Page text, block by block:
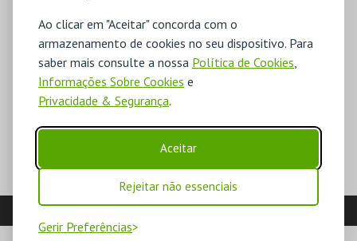
Ao clicar em "Aceitar" concorda com o
armazenamento de cookies no seu dispositivo. Para
saber mais consulte a nossa Política de Cookies,
Informações Sobre Cookies e
Privacidade & Segurança.
Aceitar
Rejeitar não essenciais
Gerir Preferências
VEJA AINDA: